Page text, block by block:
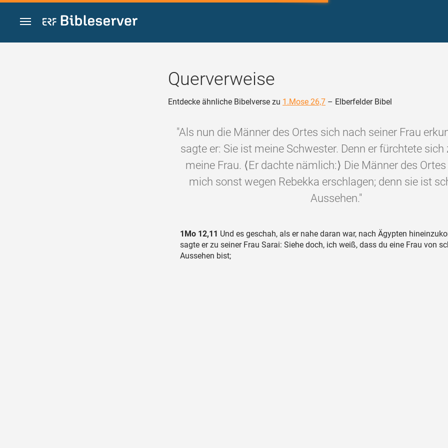
Zum Inhalt springen
Querverweise
Entdecke ähnliche Bibelverse zu 1.Mose 26,7 – Elberfelder Bibel
"Als nun die Männer des Ortes sich nach seiner Frau
sagte er: Sie ist meine Schwester. Denn er fürchtete sich
meine Frau. ⟨Er dachte nämlich:⟩ Die Männer des
mich sonst wegen Rebekka erschlagen; denn sie ist
Aussehen."
1Mo 12,11 Und es geschah, als er nahe daran war, nach Ägypten
sagte er zu seiner Frau Sarai: Siehe doch, ich weiß, dass du eine Frau von
Aussehen bist;